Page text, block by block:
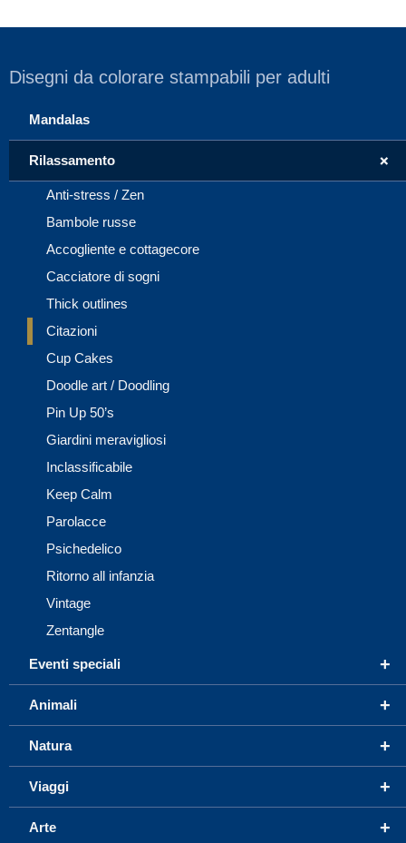
Disegni da colorare stampabili per adulti
Mandalas
+
Rilassamento
Anti-stress / Zen
Bambole russe
Accogliente e cottagecore
Cacciatore di sogni
Thick outlines
Citazioni
Cup Cakes
Doodle art / Doodling
Pin Up 50’s
Giardini meravigliosi
Inclassificabile
Keep Calm
Parolacce
Psichedelico
Ritorno all infanzia
Vintage
Zentangle
+
Eventi speciali
+
Animali
+
Natura
+
Viaggi
+
Arte